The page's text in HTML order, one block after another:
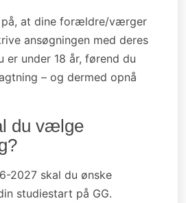
at dine forældre/værger
ansøgningen med deres
er under 18 år, førend du
– og dermed opnå
du vælge
2027 skal du ønske
studiestart på GG.